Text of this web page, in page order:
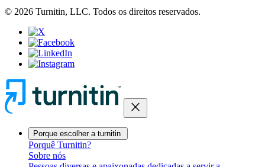
© 2026 Turnitin, LLC. Todos os direitos reservados.
close
Porque escolher a turnitin
Porquê Turnitin?
Sobre nós